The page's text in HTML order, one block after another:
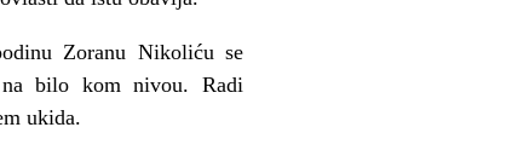
Zoranu Nikoliću se
bilo kom nivou. Radi
ukida.